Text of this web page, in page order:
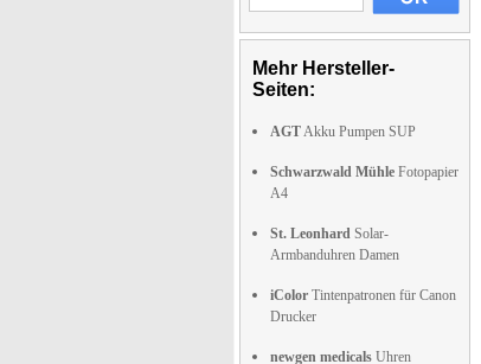
Mehr Hersteller-
Seiten:
AGTAkku Pumpen SUP
Schwarzwald Mühle Fotopapier
A4
St. Leonhard Solar-
Armbanduhren Damen
iColor Tintenpatronen für Canon
Drucker
newgen medicals Uhren